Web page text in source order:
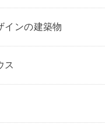
インの建築物
ス